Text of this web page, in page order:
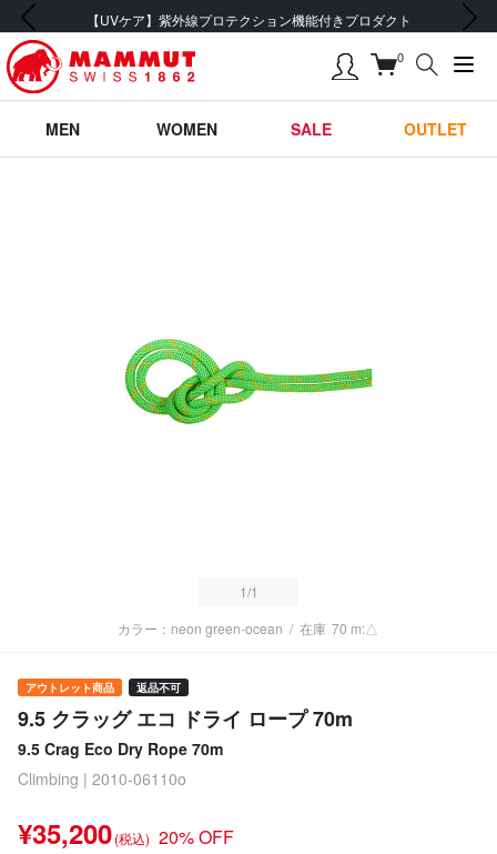
プロダクト 会員登録で【5,500円 (税込) 以上
前の画像 次の画像
0
MEN WOMEN SALE OUTLET
1/1
カラー：neon green-ocean / 在庫 70 m:△
アウトレット商品 返品不可
9.5 クラッグ エコ ドライ ロープ 70m
9.5 Crag Eco Dry Rope 70m
Climbing | 2010-06110o
¥35,200(税込) 20% OFF